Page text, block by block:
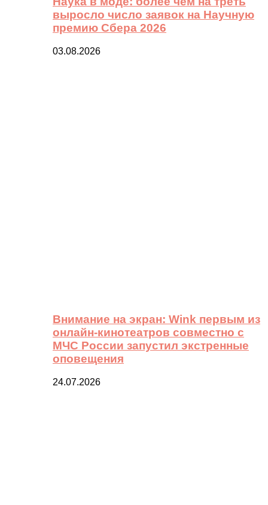
выросло число заявок на Научную
премию Сбера 2026
03.08.2026
Внимание на экран: Wink первым из
онлайн-кинотеатров совместно с
МЧС России запустил экстренные
оповещения
24.07.2026